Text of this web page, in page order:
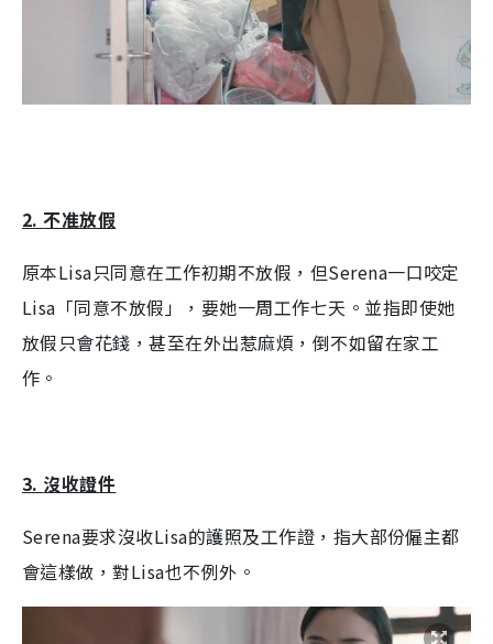
2.不准放假
原本Lisa只同意在工作初期不放假，但Serena一口咬定
Lisa 「同意不放假」，要她一周工作七天。並指即使她
放假只會花錢，甚至在外出惹麻煩，倒不如留在家工
作。
3. 沒收證件
Serena要求沒收Lisa的護照及工作證，指大部份僱主都
會這樣做，對Lisa也不例外。